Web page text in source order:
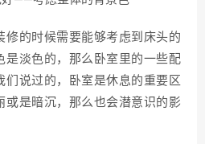
的时候需要能够考虑到床头的
是淡色的，那么卧室里的一些配
们说过的，卧室是休息的重要区
或是暗沉，那么也会潜意识的影